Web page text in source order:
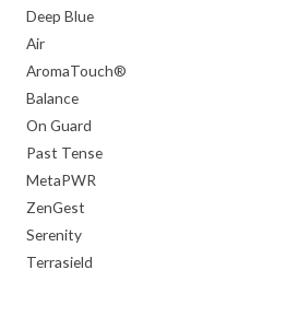
Deep Blue
Air
AromaTouch®
Balance
On Guard
Past Tense
MetaPWR
ZenGest
Serenity
Terrasield